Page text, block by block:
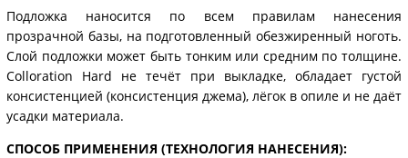
Подложка наносится по всем правилам нанесения
прозрачной базы, на подготовленный обезжиренный ноготь.
Слой подложки может быть тонким или средним по толщине.
Colloration Hard не течёт при выкладке, обладает густой
консистенцией (консистенция джема), лёгок в опиле и не даёт
усадки материала.
СПОСОБ ПРИМЕНЕНИЯ (ТЕХНОЛОГИЯ НАНЕСЕНИЯ):